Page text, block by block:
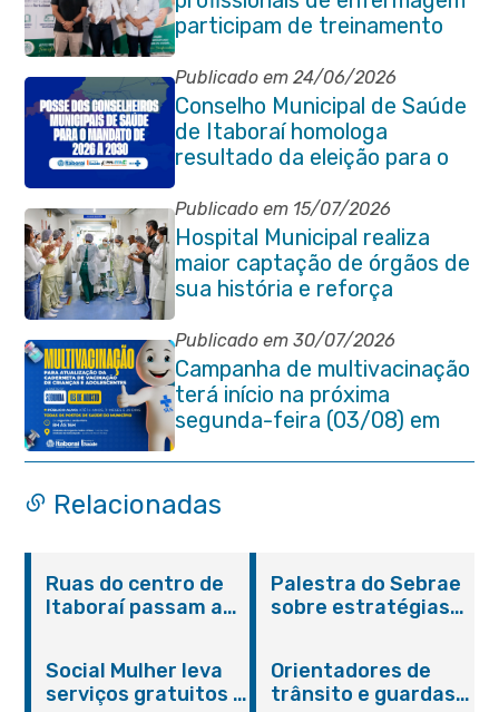
participam de treinamento
em primeiros socorros em
Itaboraí
Publicado em 24/06/2026
Conselho Municipal de Saúde
de Itaboraí homologa
resultado da eleição para o
quadriênio 2026–2030
Publicado em 15/07/2026
Hospital Municipal realiza
maior captação de órgãos de
sua história e reforça
compromisso com a vida
Publicado em 30/07/2026
Campanha de multivacinação
terá início na próxima
segunda-feira (03/08) em
Itaboraí
Relacionadas
Ruas do centro de
Itaboraí passam a
Palestra do Sebrae
sobre estratégias
Centro de Itaboraí
Social Mulher leva
serviços gratuitos à
Orientadores de
trânsito e guardas